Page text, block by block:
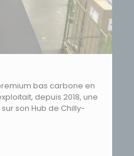
bas carbone en
depuis 2018, une
son Hub de Chilly-